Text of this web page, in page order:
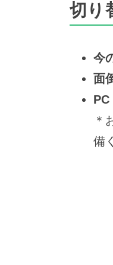
切り
今
面
＊
備